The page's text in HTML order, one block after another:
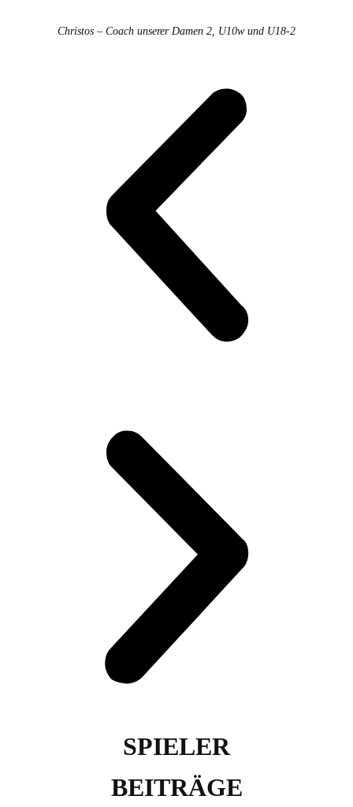
Christos – Coach unserer Damen 2, U10w und U18-2
SPIELER
BEITRÄGE